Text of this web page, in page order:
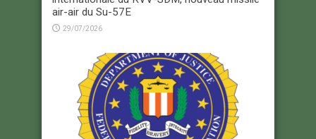
air-air du Su-57E
29/07/2026